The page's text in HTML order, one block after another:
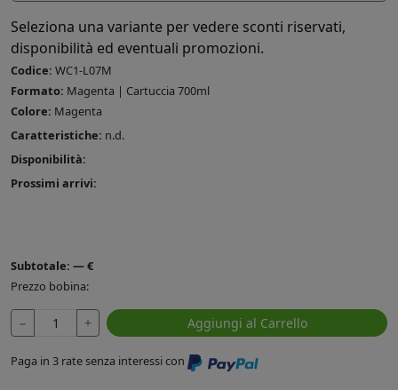
Seleziona una variante per vedere sconti riservati,
disponibilità ed eventuali promozioni.
Codice: WC1-L07M
Formato: Magenta | Cartuccia 700ml
Colore: Magenta
Caratteristiche: n.d.
Disponibilità:
Prossimi arrivi:
Subtotale: —€
Prezzo bobina:
− + Aggiungi al Carrello
Paga in 3 rate senza interessi con